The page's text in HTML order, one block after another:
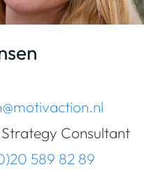
Consultant
589 82 89